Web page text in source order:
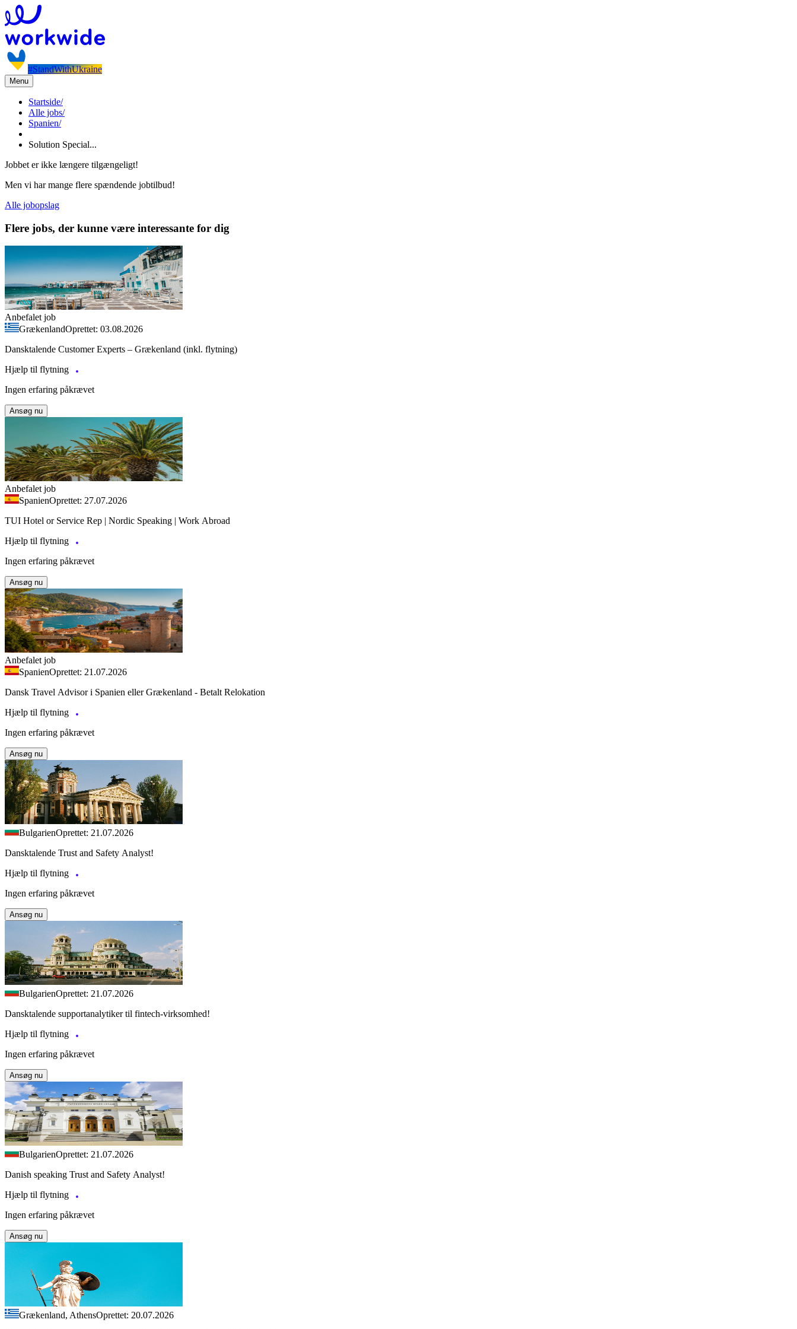
#StandWithUkraine
Menu
Startside/
Alle jobs/
Spanien/
Solution Special...
Jobbet er ikke længere tilgængeligt!
Men vi har mange flere spændende jobtilbud!
Alle jobopslag
Flere jobs, der kunne være interessante for dig
Anbefalet job
GrækenlandOprettet: 03.08.2026
Dansktalende Customer Experts – Grækenland (inkl. flytning)
Hjælp til flytning
Ingen erfaring påkrævet
Ansøg nu
Anbefalet job
SpanienOprettet: 27.07.2026
TUI Hotel or Service Rep | Nordic Speaking | Work Abroad
Hjælp til flytning
Ingen erfaring påkrævet
Ansøg nu
Anbefalet job
SpanienOprettet: 21.07.2026
Dansk Travel Advisor i Spanien eller Grækenland - Betalt Relokation
Hjælp til flytning
Ingen erfaring påkrævet
Ansøg nu
BulgarienOprettet: 21.07.2026
Dansktalende Trust and Safety Analyst!
Hjælp til flytning
Ingen erfaring påkrævet
Ansøg nu
BulgarienOprettet: 21.07.2026
Dansktalende supportanalytiker til fintech-virksomhed!
Hjælp til flytning
Ingen erfaring påkrævet
Ansøg nu
BulgarienOprettet: 21.07.2026
Danish speaking Trust and Safety Analyst!
Hjælp til flytning
Ingen erfaring påkrævet
Ansøg nu
Grækenland, AthensOprettet: 20.07.2026